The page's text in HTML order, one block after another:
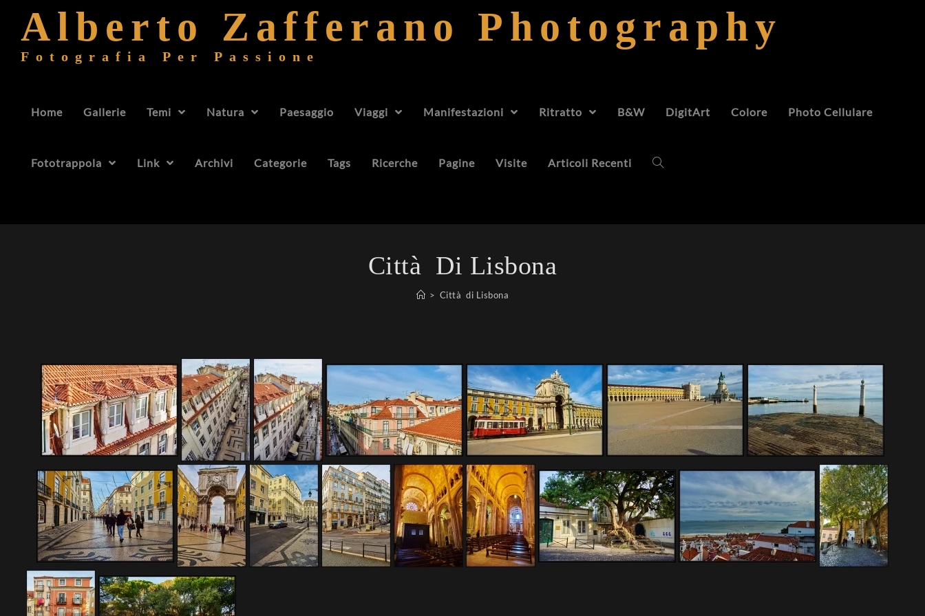
Alberto Zafferano Photography
Fotografia Per Passione
Home Gallerie Temi Natura Paesaggio Viaggi Manifestazioni Ritratto B&W DigitArt Colore Photo Cellulare
Fototrappola Link Archivi Categorie Tags Ricerche Pagine Visite Articoli Recenti
Città Di Lisbona
> Città di Lisbona